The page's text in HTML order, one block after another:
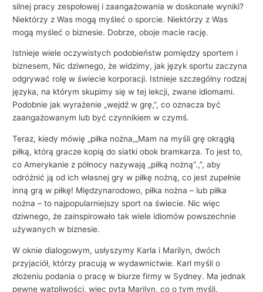
silnej pracy zespołowej i zaangażowania w doskonałe wyniki?
Niektórzy z Was mogą myśleć o sporcie. Niektórzy z Was
mogą myśleć o biznesie. Dobrze, oboje macie rację.
Istnieje wiele oczywistych podobieństw pomiędzy sportem i
biznesem, Nic dziwnego, że widzimy, jak język sportu zaczyna
odgrywać rolę w świecie korporacji. Istnieje szczególny rodzaj
języka, na którym skupimy się w tej lekcji, zwane idiomami.
Podobnie jak wyrażenie „wejdź w grę,”, co oznacza być
zaangażowanym lub być czynnikiem w czymś.
Teraz, kiedy mówię „piłka nożna,„Mam na myśli grę okrągłą
piłką, którą gracze kopią do siatki obok bramkarza. To jest to,
co Amerykanie z północy nazywają „piłką nożną”.,”, aby
odróżnić ją od ich własnej gry w piłkę nożną, co jest zupełnie
inną grą w piłkę! Międzynarodowo, piłka nożna – lub piłka
nożna – to najpopularniejszy sport na świecie. Nic więc
dziwnego, że zainspirowało tak wiele idiomów powszechnie
używanych w biznesie.
W oknie dialogowym, usłyszymy Karla i Marilyn, dwóch
przyjaciół, którzy pracują w wydawnictwie. Karl myśli o
złożeniu podania o pracę w biurze firmy w Sydney. Ma jednak
pewne wątpliwości, więc pyta Marilyn, co o tym myśli.